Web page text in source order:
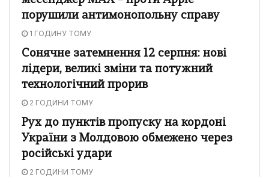
порушили антимонопольну справу
1 ГОДИНУ ТОМУ
Сонячне затемнення 12 серпня: нові
лідери, великі зміни та потужний
технологічний прорив
2 ГОДИНИ ТОМУ
Рух до пунктів пропуску на кордоні
України з Молдовою обмежено через
російські удари
2 ГОДИНИ ТОМУ